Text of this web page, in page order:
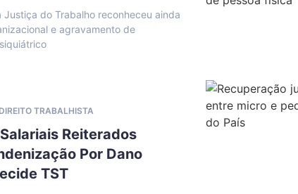
Justiça do Trabalho reconheceu ainda
e agravamento de
DIREITO TRABALHISTA
Reiterados
Por Dano
TST